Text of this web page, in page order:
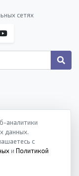
сетях
аналитики
данных.
с
и Политикой